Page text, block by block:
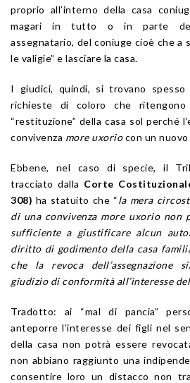
proprio all’interno della casa
magari in tutto o in parte
assegnatario, del coniuge cioè che a
le valigie” e lasciare la casa.
I giudici, quindi, si trovano
richieste di coloro che
“restituzione” della casa sol perché
convivenza more uxoriocon un
Ebbene, nel caso di specie, il
tracciato dalla Corte
308) ha statuito che “la mera
di una convivenza more uxorio non
sufficiente a giustificare alcun
diritto di godimento della casa
che la revoca dell’assegnazione
giudizio di conformità all’interesse
Tradotto: ai “mal di pancia”
anteporre l’interesse dei figli nel
della casa non potrà essere
non abbiano raggiunto una
consentire loro un distacco non